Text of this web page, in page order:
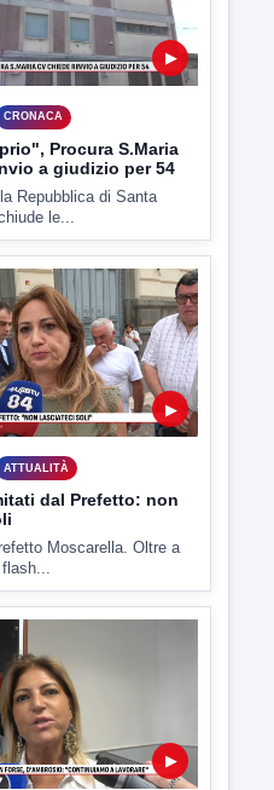
▶
CRONACA
Procura S.Maria
a giudizio per 54
Repubblica di Santa
le...
▶
ATTUALITÀ
dal Prefetto: non
Moscarella. Oltre a
▶